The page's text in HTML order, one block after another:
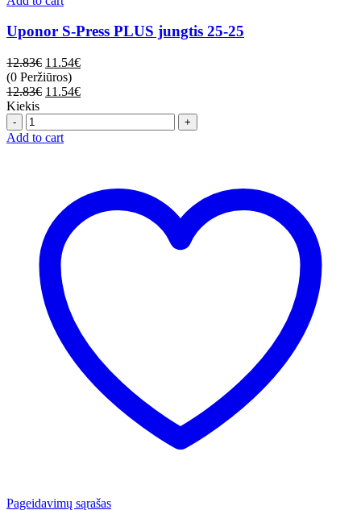
Uponor S-Press PLUS jungtis 25-25
12.83€ 11.54€
(0 Peržiūros)
12.83€ 11.54€
Kiekis
Quantity
Add to cart
Pageidavimų sąrašas